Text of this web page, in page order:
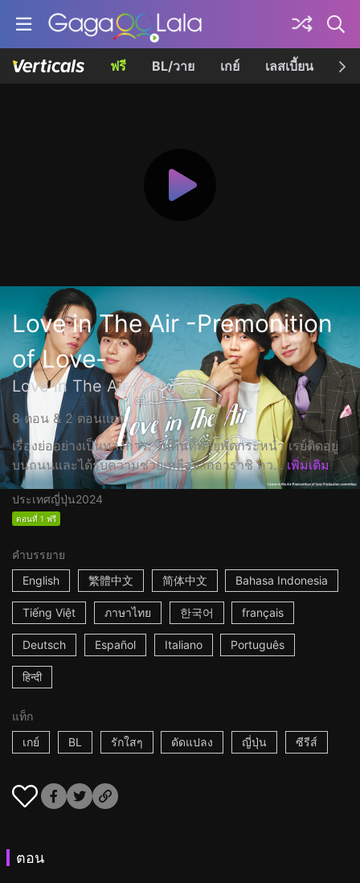
ฟรี BL/วาย เกย์ เลสเบี้ยน เค
Love in The Air -Premonition
of Love-
Love in The Air-恋の予感-
8 ตอน & 2 ตอนแยก
เรื่องย่ออย่างเป็นทางการ: ในคืนที่พายุพัดกระหน่ำ เรย์ติดอยู่
บนถนนและได้รับความช่วยเหลือจากอาราชิ คว... เพิ่มเติม
ประเทศญี่ปุ่น2024
ตอนที่ 1 ฟรี
คำบรรยาย
English
繁體中文 简体中文 Bahasa Indonesia
Tiếng Việt ภาษาไทย 한국어 français
Deutsch Español Italiano Português
हिन्दी
แท็ก
เกย์
BL รักใสๆ ดัดแปลง ญี่ปุ่น ซีรีส์
ตอน